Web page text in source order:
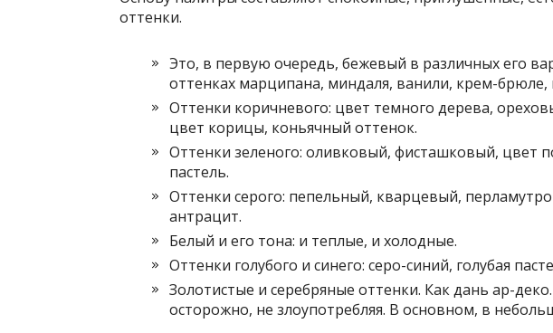
оттенки.
Это, в первую очередь, бежевый в различных его
оттенках марципана, миндаля, ванили, крем-брюле,
Оттенки коричневого: цвет темного дерева,
цвет корицы, коньячный оттенок.
Оттенки зеленого: оливковый, фисташковый, цвет
пастель.
Оттенки серого: пепельный, кварцевый,
антрацит.
Белый и его тона: и теплые, и холодные.
Оттенки голубого и синего: серо-синий, голубая
Золотистые и серебряные оттенки. Как дань ар-
осторожно, не злоупотребляя. В основном, в